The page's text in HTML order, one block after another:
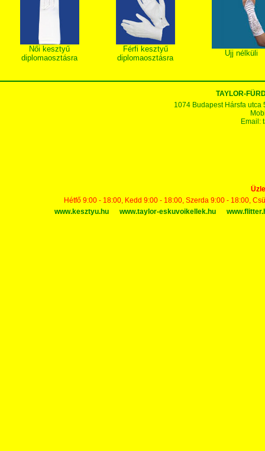
Női kesztyű
diplomaosztásra
Férfi kesztyű
diplomaosztásra
Ujj nélküli
TAYLOR-
1074 Budapest Hársfa utca
Email:
Hétfő 9:00 - 18:00, Kedd 9:00 - 18:00, Szerda 9:00 - 18:00,
www.kesztyu.hu
www.taylor-eskuvoikellek.hu